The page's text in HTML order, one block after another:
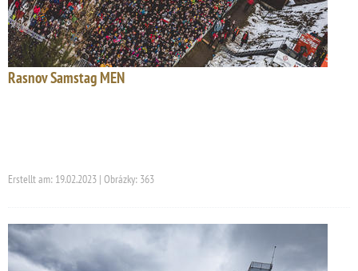
Rasnov Samstag MEN
Erstellt am: 19.02.2023 | Obrázky: 363